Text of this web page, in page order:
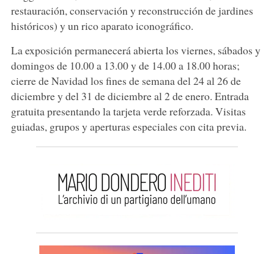
restauración, conservación y reconstrucción de jardines
históricos) y un rico aparato iconográfico.
La exposición permanecerá abierta los viernes, sábados y
domingos de 10.00 a 13.00 y de 14.00 a 18.00 horas;
cierre de Navidad los fines de semana del 24 al 26 de
diciembre y del 31 de diciembre al 2 de enero. Entrada
gratuita presentando la tarjeta verde reforzada. Visitas
guiadas, grupos y aperturas especiales con cita previa.